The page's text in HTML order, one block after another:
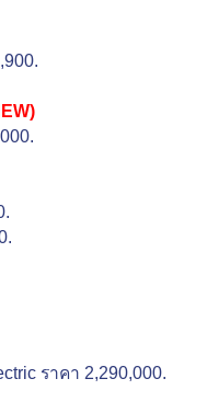
ราคา 2,290,000.